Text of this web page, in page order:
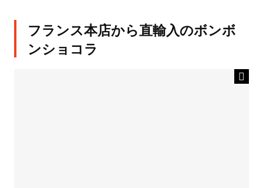
フランス本店から直輸入のボンボ
ンショコラ